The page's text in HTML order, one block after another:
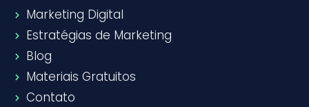
Marketing Digital
Estratégias de Marketing
Blog
Materiais Gratuitos
Contato